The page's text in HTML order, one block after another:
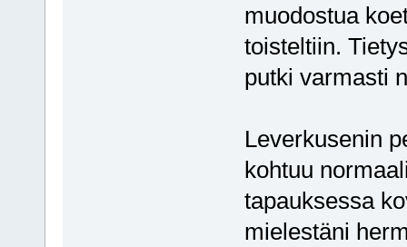
muodostua
toisteltiin.
putki varmasti
Leverkusenin
kohtuu
tapauksessa
mielestäni